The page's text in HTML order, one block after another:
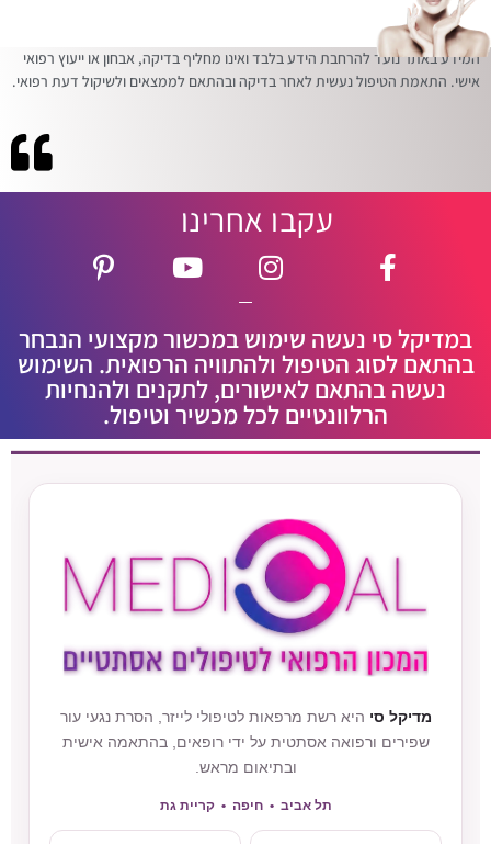
המידע באתר נועד להרחבת הידע בלבד ואינו מחליף בדיקה, אבחון או ייעוץ רפואי
אישי. התאמת הטיפול נעשית לאחר בדיקה ובהתאם לממצאים ולשיקול דעת רפואי.
עקבו אחרינו
במדיקל סי נעשה שימוש במכשור מקצועי הנבחר
בהתאם לסוג הטיפול ולהתוויה הרפואית. השימוש
נעשה בהתאם לאישורים, לתקנים ולהנחיות
הרלוונטיים לכל מכשיר וטיפול.
מדיקל סיהיא רשת מרפאות לטיפולי לייזר, הסרת נגעי עור
שפירים ורפואה אסתטית על ידי רופאים, בהתאמה אישית
ובתיאום מראש.
תל אביב • חיפה • קריית גת